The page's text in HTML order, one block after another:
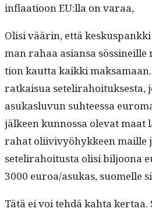
inflaa­tioon EU:lla on varaa,
Olisi väärin, että
man rahaa asiansa
tion kaut­ta kaik­ki
ratkaisua setelira­hoituk­ses­ta,
asukaslu­vun suh­teessa
jäl­keen kun­nos­sa ole­vat maat
rahat oli­ivivyöhyk­keen maille
setelira­hoi­tus­ta olisi biljoona
3000 euroa/asukas, suomelle
Tätä ei voi tehdä kah­ta